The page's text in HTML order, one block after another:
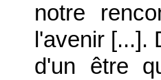
notre
l'avenir [...].
d'un être